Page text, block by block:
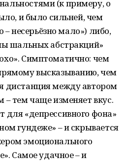
(к примеру, о
и было сильней, чем
– несерьёзно мало») либо,
шальных абстракций»
Симптоматично: чем
высказыванию, чем
дистанция между автором
– тем чаще изменяет вкус.
для «депрессивного фона»
гундеже» – и скрывается
эмоционального
Самое удачное – и